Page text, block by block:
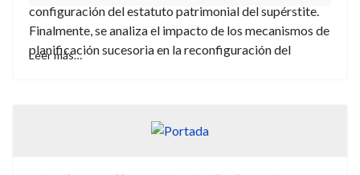
configuración del estatuto patrimonial del supérstite.
Finalmente, se analiza el impacto de los mecanismos de
planificación sucesoria en la reconfiguración del
Leer más…